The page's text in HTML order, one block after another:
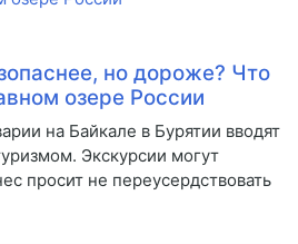
но дороже? Что
озере России
на Байкале в Бурятии вводят
Экскурсии могут
просит не переусердствовать